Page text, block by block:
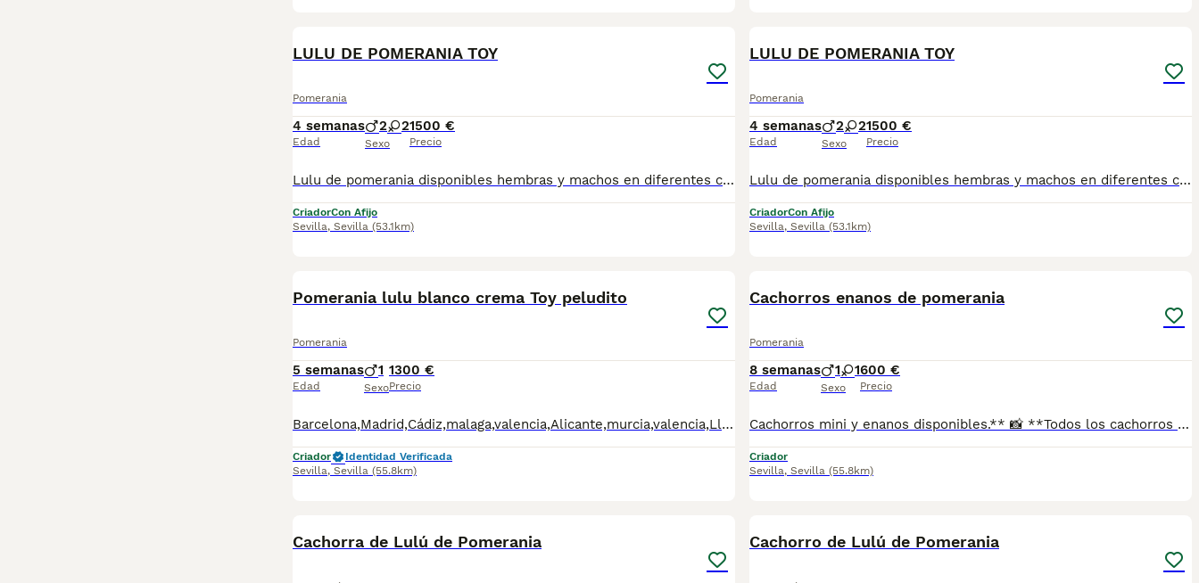
LULU DE POMERANIA TOY
Pomerania
4 semanas
Edad
2 2
Sexo
1500 €
Precio
Lulu de pomerania disponibles hembras y machos en diferentes colores. Criadero particular especializado en la raza. Más información 673 011 600 Se entrega con toda la documentación al dia y garantías. Pvp desde 1.500 - 2.500 según cachorro Excelente calidad, pelaje, tamaño toy.
CriadorCon Afijo
Sevilla, Sevilla (53.1km)
LULU DE POMERANIA TOY
Pomerania
4 semanas
Edad
2 2
Sexo
1500 €
Precio
Lulu de pomerania disponibles hembras y machos en diferentes colores. Criadero particular especializado en la raza. Más información 673 011 600 Se entrega con toda la documentación al dia y garantías. Pvp desde 1.500 - 2.500 según cachorro Excelente calidad, pelaje, tamaño toy.
CriadorCon Afijo
Sevilla, Sevilla (53.1km)
Pomerania lulu blanco crema Toy peludito
Pomerania
5 semanas
Edad
1
Sexo
1300 €
Precio
Barcelona,Madrid,Cádiz,malaga,valencia,Alicante,murcia,valencia,Lleida,Guipúzcoa, Pontevedra,palma mallorca etc.. se hacen entregas Cachorritos disponibles para ir a su nuevo hogar todos nuestros cachorros se crían en un ambiente familiar y socializan con personas niños y demás por lo que son muy adaptables a su nuevo hogar para más información no duden en contactarme mi nombre es carolina 614156976 fotos videos y demás . Todos nuestros cachorros se entregan con su cartilla de vacunación al día y sus desparasitaciones al día más su respectivo contrato de compra y venta con sus respectivas garantías víricas y genéticas . Precios desde: Hacemos entregas en toda España. Madrid,Barcelona,Alicante, Guipúzcoa,Asturias,Palma de mallorca,Málaga
Criador
Identidad Verificada
Sevilla, Sevilla (55.8km)
Cachorros enanos de pomerania
Pomerania
8 semanas
Edad
1 1
Sexo
600 €
Precio
Cachorros mini y enanos disponibles.** 📸 **Todos los cachorros disponibles están publicados en nuestra web**, donde podrás ver fotos actualizadas, información y disponibilidad. ✅ Se entregan con: ✔ Cartilla veterinaria. ✔ Vacunas al día según la edad. ✔ Pienso para los primeros días. ✔ Contrato de compra. ✔ Garantía. 🚚 **Envíos con pago a la entrega** para mayor comodidad y tranquilidad. 📍 Enviamos a: Andalucía, Madrid, Cataluña, Comunidad Valenciana, Murcia, Aragón, Castilla-La Mancha, Castilla y León, Extremadura, Galicia, Asturias, Cantabria, País Vasco, Navarra y La Rioja. 📞 Teléfono y WhatsApp: **621 31 88 32** 🌐 Web: https://www.mundochihuahua.es
Criador
Sevilla, Sevilla (55.8km)
Cachorra de Lulú de Pomerania Cachorro de Lulú de Pomerania